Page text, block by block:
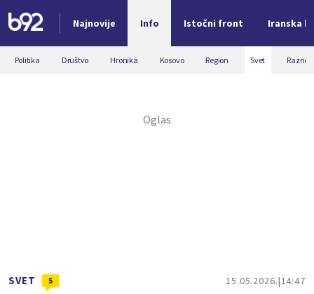
Najnovije Info Istočni front Iranska
Nova vest
Politika Društvo Hronika Kosovo Region Svet Razno
SVET 5 15.05.2026. 14:47